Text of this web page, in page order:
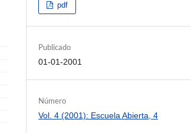
pdf
Publicado
01-01-2001
Número
Vol. 4 (2001): Escuela Abierta, 4